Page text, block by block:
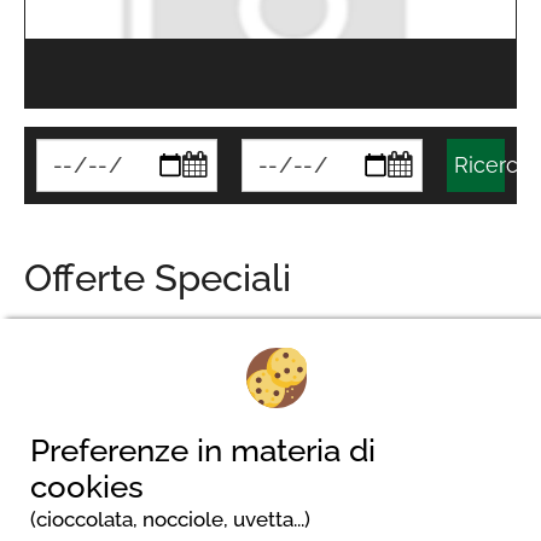
Offerte Speciali
Nessun risultato
Preferenze in materia di
cookies
(cioccolata, nocciole, uvetta...)